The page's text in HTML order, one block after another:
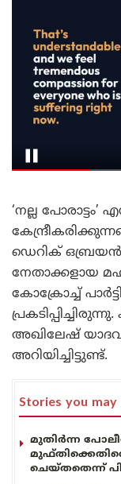
‘നല്ല
ഡെറിക്
നേതാക്കളായ
കോക്രോച്ച്
അഖിലേഷ്
അറിയിച്ചിട്ടുണ്ട്.
Stories you may
മുതിർന്ന
ചെയ്തതെന്ന്